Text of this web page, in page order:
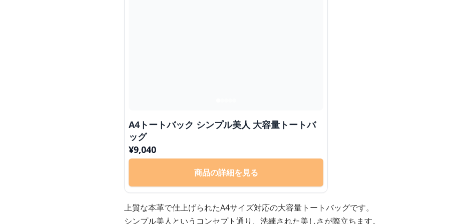
A4トートバック シンプル美人 大容量トートバ
ッグ
¥9,040
商品の詳細を見る
上質な本革で仕上げられたA4サイズ対応の大容量トートバッグです。
シンプル美人というコンセプト通り、洗練された美しさが際立ちます。